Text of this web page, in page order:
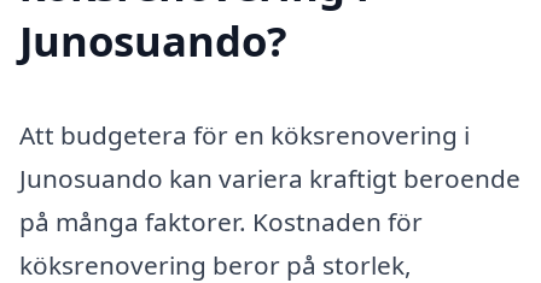
Junosuando?
Att budgetera för en köksrenovering i
Junosuando kan variera kraftigt beroende
på många faktorer. Kostnaden för
köksrenovering beror på storlek,